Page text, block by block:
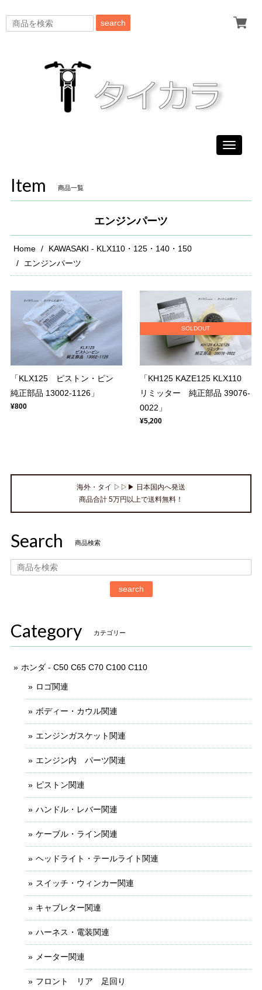
search
Toggle
Item 商品一覧
エンジンパーツ
Home
KAWASAKI - KLX110・125・140・150
エンジンパーツ
「KLX125 ピストン・ピン
純正部品 13002-1126」
¥800
SOLDOUT
「KH125 KAZE125 KLX110
リミッター 純正部品 39076-
0022」
¥5,200
海外・タイ ▷▷▶ 日本国内へ発送
商品合計 5万円以上で送料無料！
Search 商品検索
search
Category カテゴリー
ホンダ - C50 C65 C70 C100 C110
ロゴ関連
ボディー・カウル関連
エンジンガスケット関連
エンジン内 パーツ関連
ピストン関連
ハンドル・レバー関連
ケーブル・ライン関連
ヘッドライト・テールライト関連
スイッチ・ウィンカー関連
キャブレター関連
ハーネス・電装関連
メーター関連
フロント リア 足回り